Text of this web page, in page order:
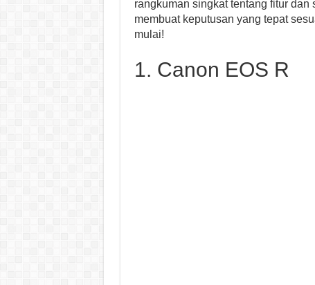
rangkuman singkat tentang fitur
membuat keputusan yang tepat
mulai!
1. Canon EOS R